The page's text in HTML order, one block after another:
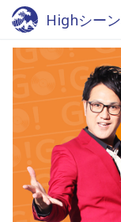
Highシー
Ⅱ - Fm